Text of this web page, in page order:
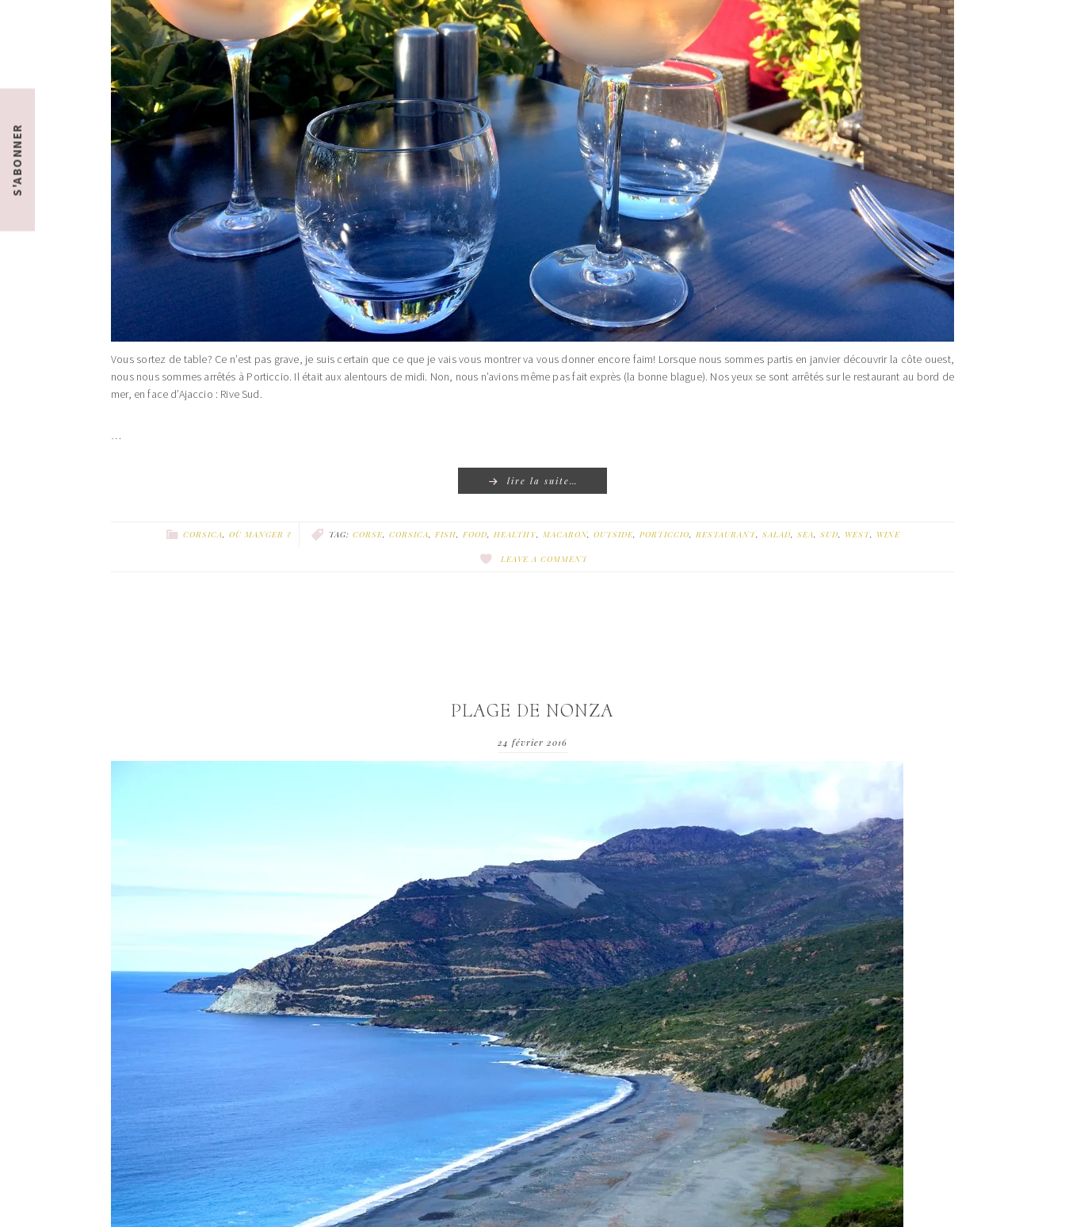
Vous sortez de table? Ce n’est pas grave, je suis certain que ce que je vais vous montrer va vous donner encore faim! Lorsque nous sommes partis en janvier découvrir la côte ouest,
nous nous sommes arrêtés à Porticcio. Il était aux alentours de midi. Non, nous n’avions même pas fait exprès (la bonne blague). Nos yeux se sont arrêtés sur le restaurant au bord de
mer, en face d’Ajaccio : Rive Sud.
…
lire la suite…
CORSICA, OÙ MANGER ? TAG: CORSE, CORSICA, FISH, FOOD, HEALTHY, MACARON, OUTSIDE, PORTICCIO, RESTAURANT, SALAD, SEA, SUD, WEST, WINE
LEAVE A COMMENT
PLAGE DE NONZA
24 février 2016
S'ABONNER